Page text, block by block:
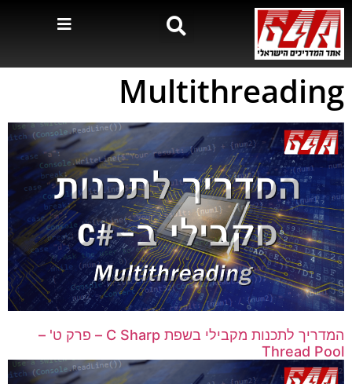
Multithreading
המדריך לתכנות מקבילי בשפת C Sharp – פרק ט' –
Thread Pool